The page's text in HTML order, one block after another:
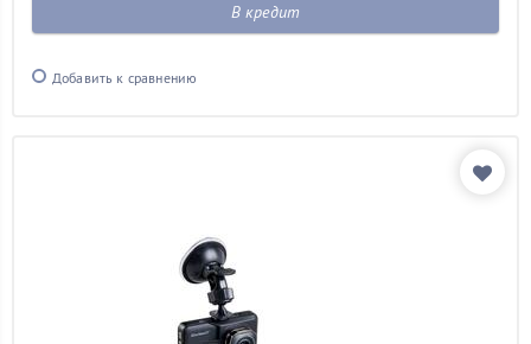
В кредит
Добавить к сравнению